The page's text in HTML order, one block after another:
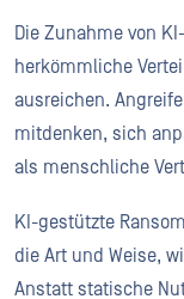
Die Zunahme von
herkömmliche
ausreichen.
mitdenken, sich
als menschliche
KI-gestützte
die Art und Weise,
Anstatt statische